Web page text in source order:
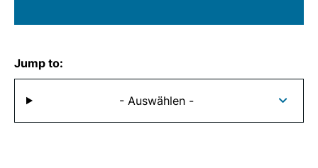
Jump to:
- Auswählen -